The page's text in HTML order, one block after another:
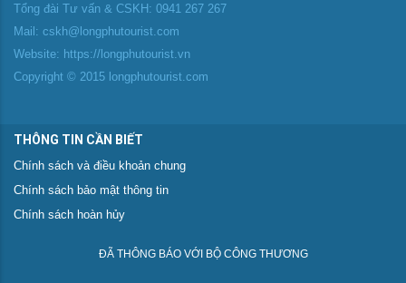
Tổng đài Tư vấn & CSKH: 0941 267 267
Mail: cskh@longphutourist.com
Website: https://longphutourist.vn
Copyright © 2015 longphutourist.com
THÔNG TIN CẦN BIẾT
Chính sách và điều khoản chung
Chính sách bảo mật thông tin
Chính sách hoàn hủy
ĐÃ THÔNG BÁO VỚI BỘ CÔNG THƯƠNG